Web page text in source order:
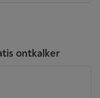
ontkalker